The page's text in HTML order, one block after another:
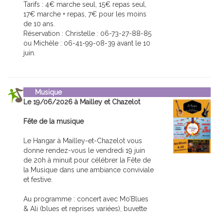
Tarifs : 4€ marche seul, 15€ repas seul,
17€ marche + repas, 7€ pour les moins
de 10 ans.
Réservation : Christelle : 06-73-27-88-85
ou Michèle : 06-41-99-08-39 avant le 10
juin.
Musique
Le 19/06/2026 à Mailley et Chazelot
Fête de la musique
Le Hangar à Mailley-et-Chazelot vous
donne rendez-vous le vendredi 19 juin
de 20h à minuit pour célébrer la Fête de
la Musique dans une ambiance conviviale
et festive.
Au programme : concert avec Mo’Blues
& Ali (blues et reprises variées), buvette